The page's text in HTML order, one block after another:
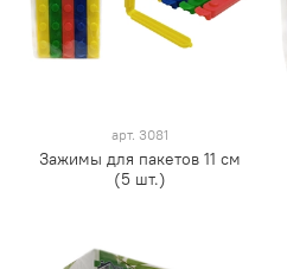
арт. 3081
Зажимы для пакетов 11 см
(5 шт.)